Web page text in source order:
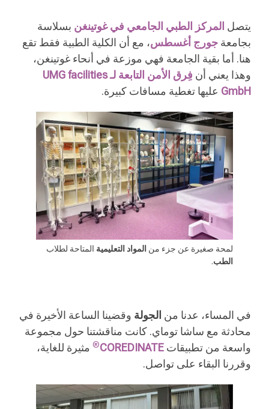
يتصل المركز الطبي الجامعي في غوتينغن بسلاسة
بجامعة جورج أغسطس، مع أن الكلية الطبية فقط تقع
هنا. أما بقية الجامعة فهي موزعة في أنحاء غوتينغن،
وهذا يعني أن
فِرق الأمن التابعة لـ UMG facilities
GmbH عليها تغطية مسافات كبيرة.
لمحة صغيرة عن جزء من المواد التعليمية المتاحة لطلاب
الطب.
في المساء، عدنا من الجولة وقضينا الساعة الأخيرة في
محادثة مع ساشا توماي. كانت مناقشتنا حول مجموعة
واسعة من تطبيقات COREDINATE
® مثيرة للغاية،
وقررنا البقاء على تواصل.